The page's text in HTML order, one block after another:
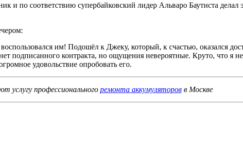
по соответствию супербайковский лидер Альваро Баутиста делал
им! Подошёл к Джеку, который, к счастью, оказался
подписанного контракта, но ощущения невероятные. Круто, что я
удовольствие опробовать его.
профессионального ремонта аккумуляторовв Москве